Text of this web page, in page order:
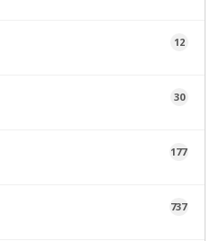
12
30
177
737